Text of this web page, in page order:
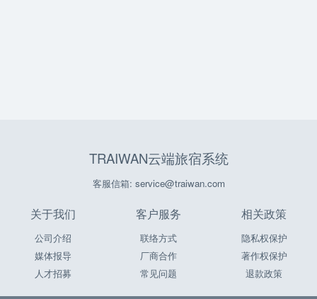
TRAIWAN云端旅宿系统
客服信箱: service@traiwan.com
关于我们
公司介绍
媒体报导
人才招募
客户服务
联络方式
厂商合作
常见问题
相关政策
隐私权保护
著作权保护
退款政策